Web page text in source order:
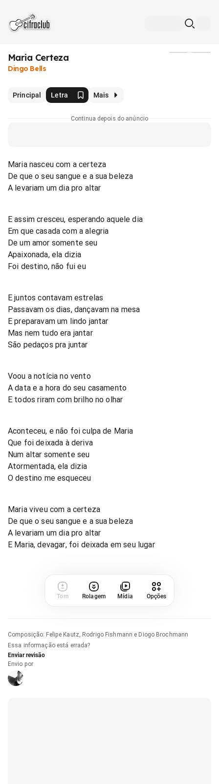
Maria Certeza
Dingo Bells
Principal Letra Mais
Continua depois do anúncio
Maria nasceu com a certeza
De que o seu sangue e a sua beleza
A levariam um dia pro altar
E assim cresceu, esperando aquele dia
Em que casada com a alegria
De um amor somente seu
Apaixonada, ela dizia
Foi destino, não fui eu
E juntos contavam estrelas
Passavam os dias, dançavam na mesa
E preparavam um lindo jantar
Mas nem tudo era jantar
São pedaços pra juntar
Voou a notícia no vento
A data e a hora do seu casamento
E todos riram com brilho no olhar
Aconteceu, e não foi culpa de Maria
Que foi deixada à deriva
Num altar somente seu
Atormentada, ela dizia
O destino me esqueceu
Maria viveu com a certeza
De que o seu sangue e a sua beleza
A levariam um dia pro altar
E Maria, devagar, foi deixada em seu lugar
Tom Rolagem Mídia Opções
Composição: Felipe Kautz, Rodrigo Fishmann e Diogo Brochmann
Essa informação está errada?
Enviar revisão
Envio por